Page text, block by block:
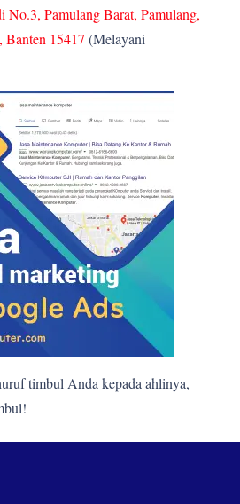
No.3, Pamulang Barat, Pamulang,
Banten 15417 (Melayani
timbul Anda kepada ahlinya,